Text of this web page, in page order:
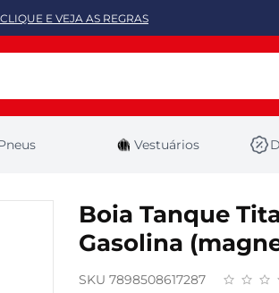
CLIQUE E VEJA AS REGRAS
Vestuários
Boia Tanque
Gasolina
SKU 7898508617287